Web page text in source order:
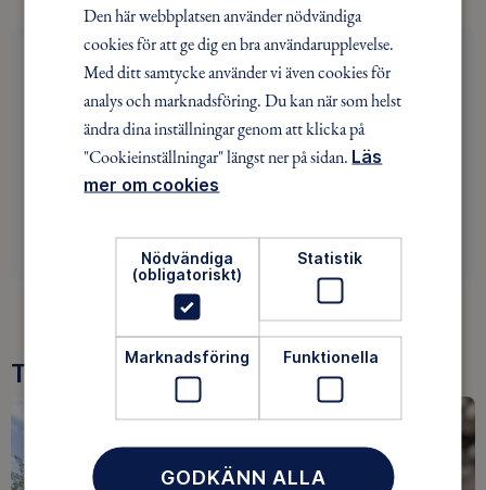
Telefon Smörnäs
070-2658651 Telefonen är bara bemannad under
sommartid. Övriga tider hänvisar vi till mailkontakt.
Tre goda skäl att bli medlem
Den här webbplatsen använder nödvändiga
cookies för att ge dig en bra användarupplevelse.
Med ditt samtycke använder vi även cookies för
analys och marknadsföring. Du kan när som helst
ändra dina inställningar genom att klicka på
"Cookieinställningar" längst ner på sidan. Läs
mer om cookies
Nödvändiga
(obligatoriskt)
Statistik
Marknadsföring Funktionella
GODKÄNN ALLA